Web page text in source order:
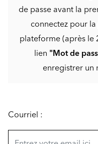
de passe avant la
connectez pour
plateforme (après le
lien "Mot de
enregistrer un
Courriel :